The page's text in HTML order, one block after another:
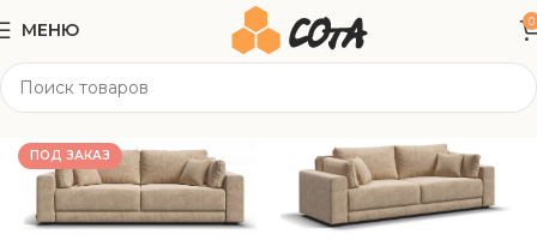
МЕНЮ 0
Мягкая мебель
ПОД ЗАКАЗ